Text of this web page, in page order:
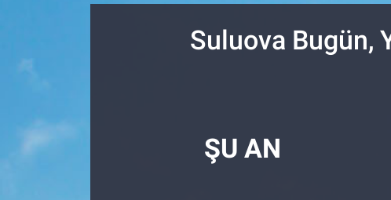
Suluova Bugün,
ŞU AN